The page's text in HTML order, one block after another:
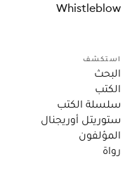
Whistleblow
استكشف
البحث
الكتب
سلسلة الكتب
ستوريتل أوريجنال
المؤلفون
رواة